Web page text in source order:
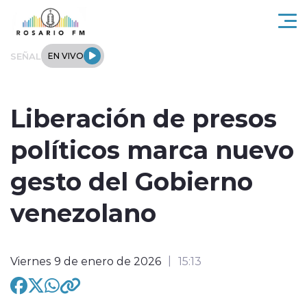
Click acá para ir directamente al contenido
SEÑAL EN VIVO
Tendencias
Deportes
Entrevistas
Liberación de presos
políticos marca nuevo
gesto del Gobierno
venezolano
Viernes 9 de enero de 2026 15:13